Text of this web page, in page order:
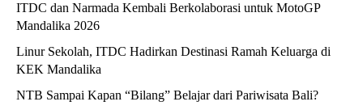
ITDC dan Narmada Kembali Berkolaborasi untuk MotoGP
Mandalika 2026
Linur Sekolah, ITDC Hadirkan Destinasi Ramah Keluarga di
KEK Mandalika
NTB Sampai Kapan “Bilang” Belajar dari Pariwisata Bali?